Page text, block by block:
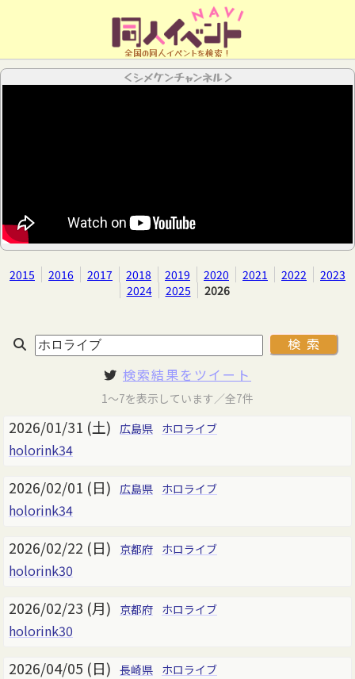
全国の同人イベントを検索！
＜シメケンチャンネル＞
2015 2016 2017 2018 2019 2020 2021 2022
2023
2024
2025 2026
検索結果をツイート
1～7を表示しています／全7件
2026/01/31 (土) 広島県 ホロライブ
holorink34
2026/02/01 (日) 広島県 ホロライブ
holorink34
2026/02/22 (日) 京都府 ホロライブ
holorink30
2026/02/23 (月) 京都府 ホロライブ
holorink30
2026/04/05 (日) 長崎県 ホロライブ